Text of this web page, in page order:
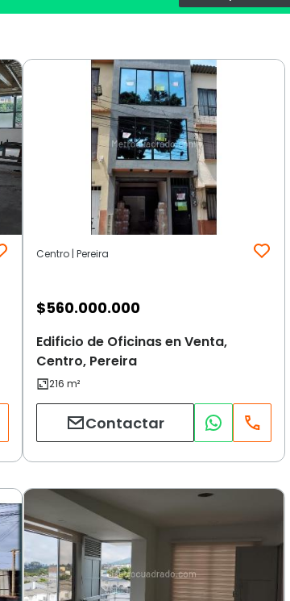
Centro | Pereira
$560.000.000
Edificio de Oficinas en Venta,
Centro, Pereira
Contactar